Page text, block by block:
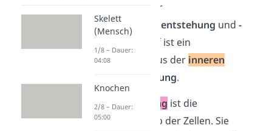
sowie der
Kohlenstoffdioxidentstehung und -
Ihr Ablauf ist ein
Zusammenspiel aus der inneren
Atmung.
äußere Atmung ist die
Atmung außerhalb der Zellen. Sie
Skelett
(Mensch)
1/8 – Dauer:
04:08
Knochen
2/8 – Dauer:
05:00